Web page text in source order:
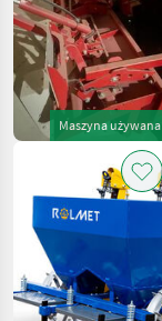
Maszyna używana